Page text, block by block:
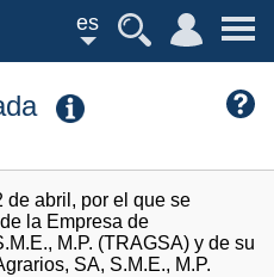
es
de abril, por el que se
la Empresa de
M.P. (TRAGSA) y de su
SA, S.M.E., M.P.